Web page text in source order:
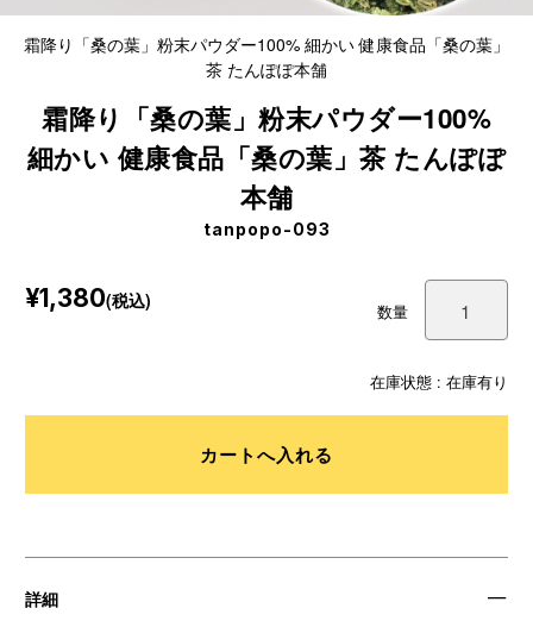
霜降り「桑の葉」粉末パウダー100% 細かい 健康食品「桑の葉」
茶 たんぽぽ本舗
霜降り「桑の葉」粉末パウダー100%
細かい 健康食品「桑の葉」茶 たんぽぽ
本舗
tanpopo-093
在庫状態 : 在庫有り
¥1,380(税込)
数量
詳細